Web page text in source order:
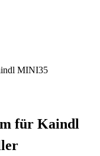
MINI35
für Kaindl